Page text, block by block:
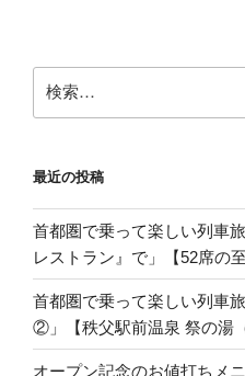
索:
最近の投稿
首都圏で乗って楽しい列車
レストラン』で」【52席の至
首都圏で乗って楽しい列車
②」【秩父駅前温泉 祭の湯
オープン記念のお値打ちメ